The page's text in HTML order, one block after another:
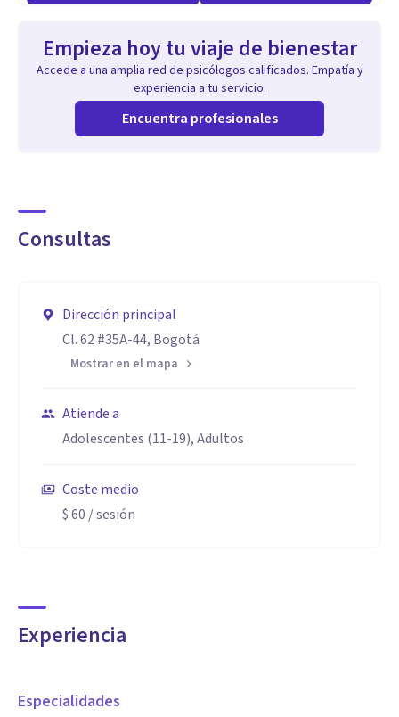
Empieza hoy tu viaje de bienestar
Accede a una amplia red de psicólogos calificados. Empatía y
experiencia a tu servicio.
Encuentra profesionales
Consultas
Dirección principal
Cl. 62 #35A-44, Bogotá
Mostrar en el mapa
Atiende a
Adolescentes (11-19), Adultos
Coste medio
$ 60 / sesión
Experiencia
Especialidades